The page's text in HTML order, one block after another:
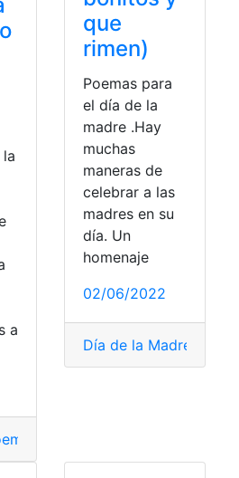
poetas ecuatorianos
cortos,poeta,poetas
la
a
que
rimen)
Poemas para
el día de la
madre .Hay
muchas
maneras de
celebrar a las
madres en su
día. Un
homenaje
02/06/2022
Día de la Madre